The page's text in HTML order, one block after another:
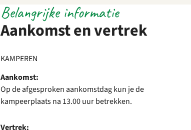
Aankomst en vertrek
Belangrijke informatie
KAMPEREN
Aankomst:
Op de afgesproken aankomstdag kun je de
kampeerplaats na 13.00 uur betrekken.
Vertrek: